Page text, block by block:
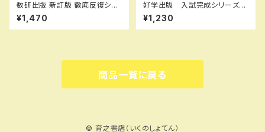
数研出版 新訂版 徹底反復シリ
ーズ 《5-STAGE》 英文法完成
BOOK 2 新品 問題集本体
のみ 別冊解答なし ISBN：9
¥1,470
好学出版 入試完成シリーズ
英語 長文問題の完成 II 2026
年度版 新品完全セット ISB
N：B0D3B8R5K8 ISBN-10：
¥1,230
商品一覧に戻る
© 育之書店（いくのしょてん）